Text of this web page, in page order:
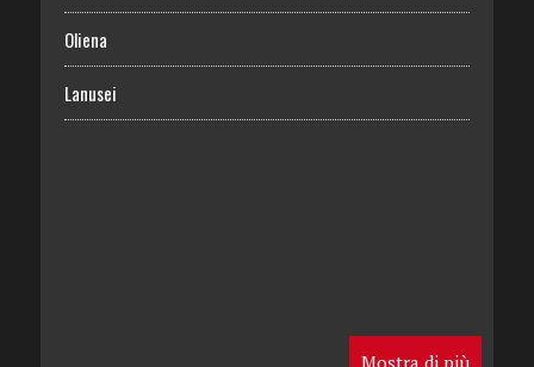
Oliena
Lanusei
Mostra di più